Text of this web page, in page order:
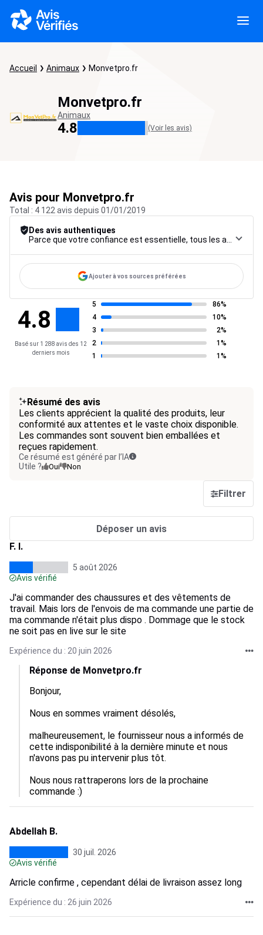
Accueil Animaux Monvetpro.fr
Monvetpro.fr
Animaux
4.8 (Voir les avis)
Avis pour Monvetpro.fr
Total : 4 122 avis depuis 01/01/2019
Des avis authentiques
Ajouter à vos sources préférées
4.8
Basé sur 1 288 avis des 12
derniers mois
5
86%
4
10%
3
2%
2
1%
1
1%
Résumé des avis
Les clients apprécient la qualité des produits, leur
conformité aux attentes et le vaste choix disponible.
Les commandes sont souvent bien emballées et
reçues rapidement.
Ce résumé est généré par l’IA
Utile ?
Oui Non
Filtrer
Déposer un avis
F. I.
5 août 2026
Avis vérifié
J'ai commander des chaussures et des vêtements de
travail. Mais lors de l'envois de ma commande une partie de
ma commande n'était plus dispo . Dommage que le stock
ne soit pas en live sur le site
Expérience du : 20 juin 2026
Réponse de Monvetpro.fr
Bonjour,
Nous en sommes vraiment désolés,
malheureusement, le fournisseur nous a informés de
cette indisponibilité à la dernière minute et nous
n'avons pas pu intervenir plus tôt.
Nous nous rattraperons lors de la prochaine
commande :)
Abdellah B.
30 juil. 2026
Avis vérifié
Arricle confirme , cependant délai de livraison assez long
Expérience du : 26 juin 2026